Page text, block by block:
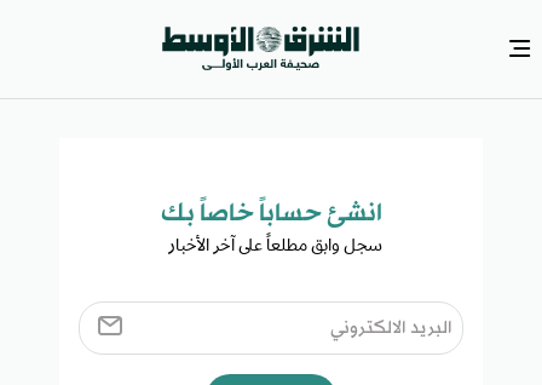
انشئ حساباً خاصاً بك​
سجل وابق مطلعاً على آخر الأخبار ​